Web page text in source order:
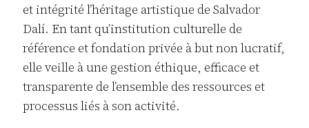
et intégrité l’héritage artistique de Salvador
Dalí. En tant qu’institution culturelle de
référence et fondation privée à but non lucratif,
elle veille à une gestion éthique, efficace et
transparente de l’ensemble des ressources et
processus liés à son activité.